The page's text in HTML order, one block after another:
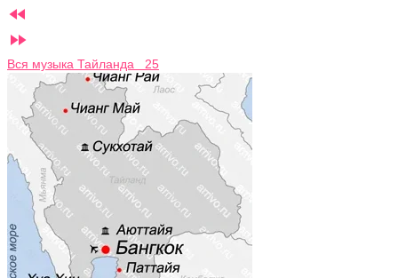


Вся музыка Тайланда 25